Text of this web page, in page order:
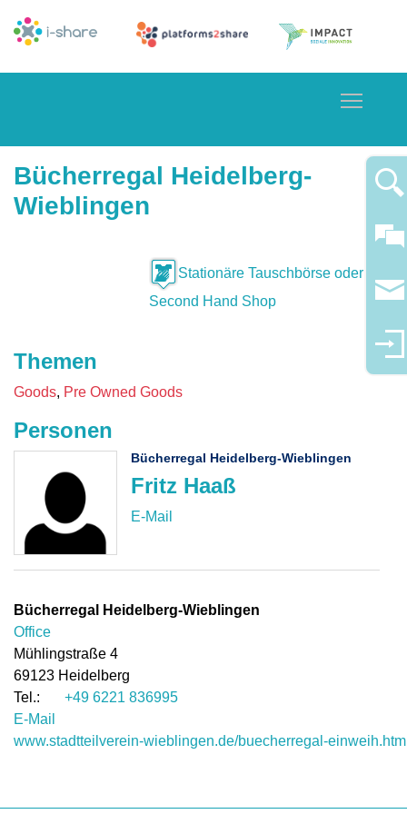
Bücherregal Heidelberg-
Wieblingen
Stationäre Tauschbörse oder
Second Hand Shop
Themen
Goods Pre Owned Goods
Personen
Fritz Haaß
Bücherregal Heidelberg-Wieblingen
Bücherregal Heidelberg-Wieblingen
Office
Mühlingstraße 4
69123 Heidelberg
+49 6221 836995
E-Mail
www.stadtteilverein-wieblingen.de/buecherregal-